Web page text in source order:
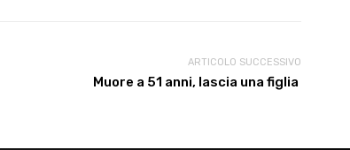
ARTICOLO SUCCESSIVO
Muore a 51 anni, lascia una figlia